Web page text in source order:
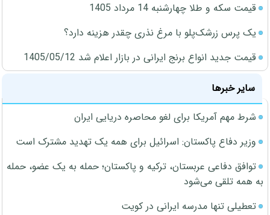
قیمت سکه و طلا چهارشنبه 14 مرداد 1405
یک پرس زرشک‌پلو با مرغ نذری چقدر هزینه دارد؟
قیمت جدید انواع برنج ایرانی در بازار اعلام شد 1405/05/12
سایر خبرها
شرط مهم آمریکا برای لغو محاصره دریایی ایران
وزیر دفاع پاکستان: اسرائیل برای همه یک تهدید مشترک است
توافق دفاعی عربستان، ترکیه و پاکستان؛ حمله به یک عضو، حمله
به همه تلقی می‌شود
تعطیلی تنها مدرسه ایرانی در کویت